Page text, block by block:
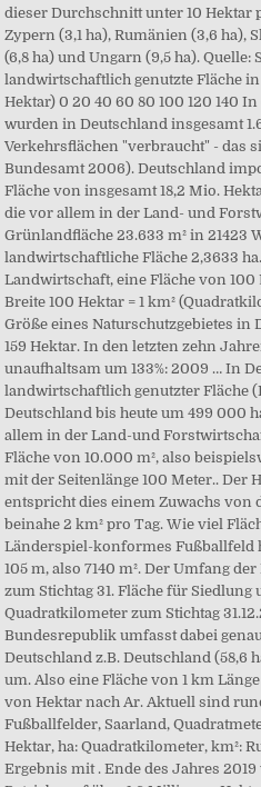
dieser Durchschnitt unter 10 Hektar
Zypern (3,1 ha), Rumänien (3,6 ha),
(6,8 ha) und Ungarn (9,5 ha).
landwirtschaftlich genutzte Fläche
Hektar) 0 20 40 60 80 100 120 140
wurden in Deutschland insgesamt
Verkehrsflächen "verbraucht" - das
Bundesamt 2006). Deutschland
Fläche von insgesamt 18,2 Mio.
die vor allem in der Land- und
Grünlandfläche 23.633 m² in 21423
landwirtschaftliche Fläche 2,3633
Landwirtschaft, eine Fläche von 100
Breite 100 Hektar = 1 km²
Größe eines Naturschutzgebietes in
159 Hektar. In den letzten zehn
unaufhaltsam um 133%: 2009 … In
landwirtschaftlich genutzter Fläche
Deutschland bis heute um 499 000
allem in der Land-und
Fläche von 10.000 m², also
mit der Seitenlänge 100 Meter.. Der
entspricht dies einem Zuwachs von
beinahe 2 km² pro Tag. Wie viel
Länderspiel-konformes Fußballfeld
105 m, also 7140 m². Der Umfang
zum Stichtag 31. Fläche für Siedlung
Quadratkilometer zum Stichtag
Bundesrepublik umfasst dabei
Deutschland z.B. Deutschland (58,6
um. Also eine Fläche von 1 km
von Hektar nach Ar. Aktuell sind
Fußballfelder, Saarland,
Hektar, ha: Quadratkilometer, km²:
Ergebnis mit . Ende des Jahres